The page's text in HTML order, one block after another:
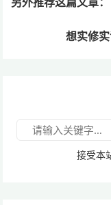
想实修
接受本